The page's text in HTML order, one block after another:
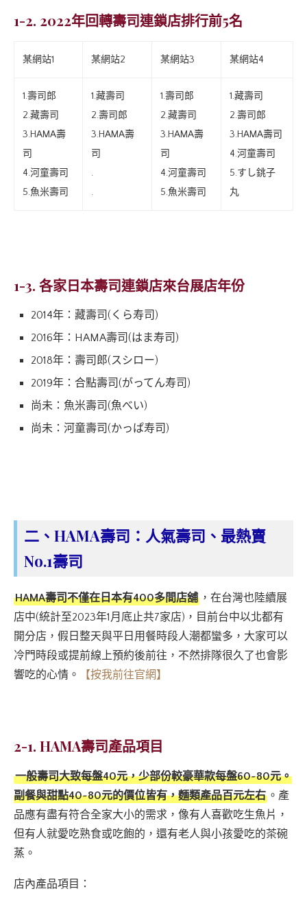
1-2. 2022年回轉壽司連鎖店排行前5名
某網站1 某網站2 某網站3 某網站4
1.壽司郎
2.藏壽司
3.HAMA壽
司
4.河童壽司
5.魚米壽司
1.藏壽司
2.壽司郎
3.HAMA壽
司
.
.
1.壽司郎
2.藏壽司
3.HAMA壽
司
4.河童壽司
5.魚米壽司
1.藏壽司
2.壽司郎
3.HAMA壽司
4.河童壽司
5.すし銚子
丸
1-3. 各家日本壽司連鎖店來台展店年份
2014年：藏壽司(くら寿司)
2016年：HAMA壽司(はま寿司)
2018年：壽司郎(スシロー)
2019年：合點壽司(がってん寿司)
尚未：魚米壽司(魚べい)
尚未：河童壽司(かっぱ寿司)
二、HAMA壽司：人氣壽司、最熱賣
No.1壽司
HAMA壽司不僅在日本有400多間店舖 ，在台灣也陸續展
店中(統計至2023年1月底止共7家店)，目前台中以北都有
開分店，假日整天與平日用餐時段人潮都蠻多，大家可以
冷門時段或提前線上預約後前往，不然排隊很久了也會影
響吃的心情。
【按我前往官網】
2-1. HAMA壽司產品項目
一般壽司大致每盤40元，少部份較豪華款每盤60~80元。
副餐與甜點40~80元的價位皆有，麵類產品百元左右 。產
品應有盡有符合全家大小的需求，像有人喜歡吃生魚片，
但有人就愛吃熟食或吃飽的，還有老人與小孩愛吃的茶碗
蒸。
店內產品項目：